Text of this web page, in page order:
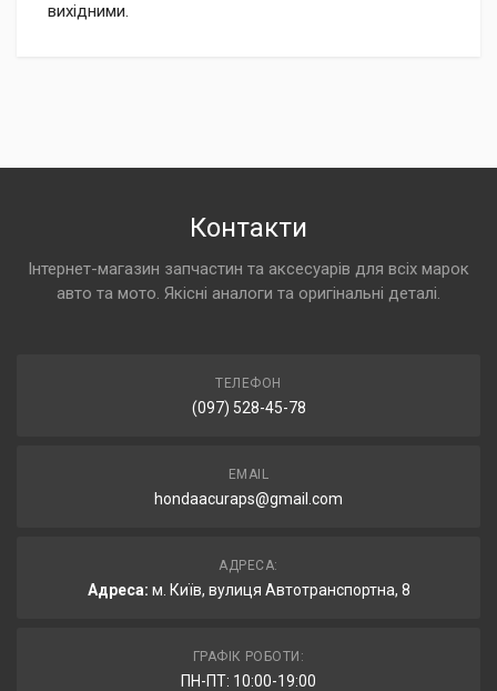
вихідними.
Контакти
Інтернет-магазин запчастин та аксесуарів для всіх марок
авто та мото. Якісні аналоги та оригінальні деталі.
ТЕЛЕФОН
(097) 528-45-78
EMAIL
hondaacuraps@gmail.com
АДРЕСА:
Адреса: м. Київ, вулиця Автотранспортна, 8
ГРАФІК РОБОТИ:
ПН-ПТ: 10:00-19:00